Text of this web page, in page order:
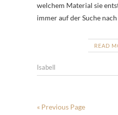
welchem Material sie
immer auf der Suche
READ
Isabell
« Previous Page